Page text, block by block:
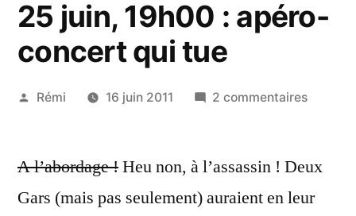
25 juin, 19h00 : apéro-
concert qui tue
Publié
Rémi 16 juin 2011 2 commentairessur
19h00
apéro-
A l’abordage !Heu non, à l’assassin ! Deux
Gars (mais pas seulement) auraient en leur